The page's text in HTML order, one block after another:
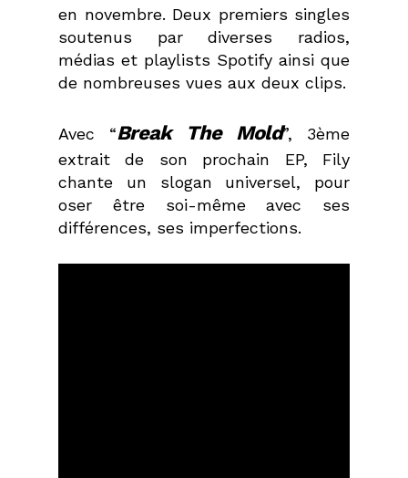
en novembre. Deux premiers singles
soutenus par diverses radios,
médias et playlists Spotify ainsi que
de nombreuses vues aux deux clips.
Avec “Break The Mold”, 3ème
extrait de son prochain EP, Fily
chante un slogan universel, pour
oser être soi-même avec ses
différences, ses imperfections.